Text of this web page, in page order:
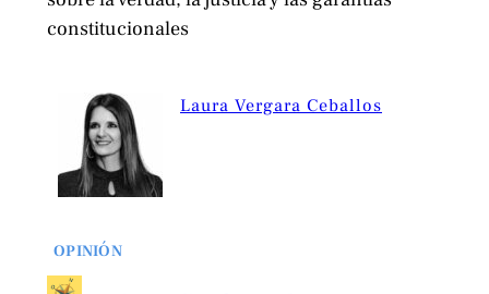
constitucionales
Laura Vergara Ceballos
OPINIÓN